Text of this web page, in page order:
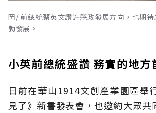
圖/ 前總統蔡英文讚許縣政發展方向，也期
勃發展。
小英前總統盛讚 務實的地方
日前在華山1914文創產業園區舉
見了》新書發表會，也邀約大眾共